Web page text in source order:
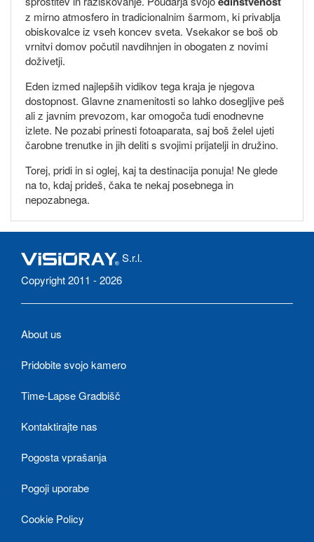
z mirno atmosfero in tradicionalnim šarmom, ki privablja
obiskovalce iz vseh koncev sveta. Vsekakor se boš ob
vrnitvi domov počutil navdihnjen in obogaten z novimi
doživetji.
Eden izmed najlepših vidikov tega kraja je njegova
dostopnost. Glavne znamenitosti so lahko dosegljive peš
ali z javnim prevozom, kar omogoča tudi enodnevne
izlete. Ne pozabi prinesti fotoaparata, saj boš želel ujeti
čarobne trenutke in jih deliti s svojimi prijatelji in družino.
Torej, pridi in si oglej, kaj ta destinacija ponuja! Ne glede
na to, kdaj prideš, čaka te nekaj posebnega in
nepozabnega.
S.r.l.
Copyright 2011 - 2026
About us
Pridobite svojo kamero
Time-Lapse Gradbišč
Kontaktirajte nas
Pogosta vprašanja
Pogoji uporabe
Cookie Policy